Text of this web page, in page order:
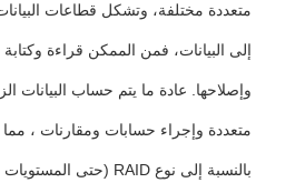
متعددة مختلفة، وتشكل قطاعات
إلى البيانات، فمن الممكن قراءة